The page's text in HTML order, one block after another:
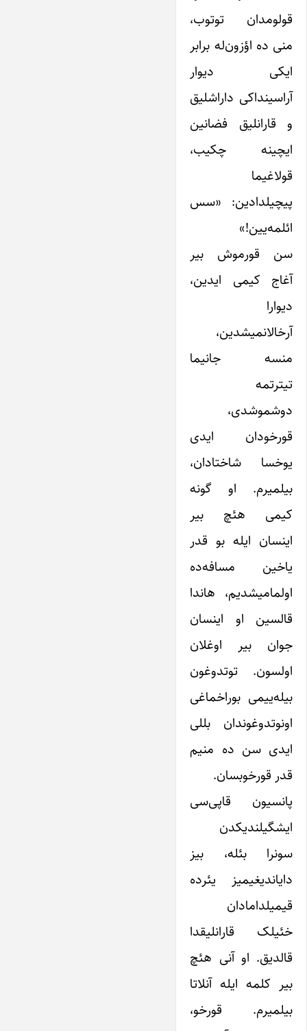
قولومدان توتوب،
منی ده اؤزون‌له برابر
ایکی دیوار
آراسینداکی داراشلیق
و قارانلیق فضانین
ایچینه چکیب،
قولاغیما
پیچیلدادین: «سس
ائلمه‌یین!»
سن قورموش بیر
آغاج کیمی ایدین،
دیوارا
آرخالانمیشدین،
منسه جانیما
تیترتمه
دوشموشدی،
قورخودان ایدی
یوخسا شاختادان،
بیلمیرم. او گونه
کیمی هئچ بیر
اینسان ایله بو قدر
یاخین مسافه‌ده
اولمامیشدیم، هاندا
قالسین او اینسان
جوان بیر اوغلان
اولسون. توتدوغون
بیله‌ییمی بوراخماغی
اونوتدوغوندان بللی
ایدی سن ده منیم
قدر قورخوبسان.
پانسیون قاپی‌سی
ایشگیلندیکدن
سونرا بئله، بیز
دایاندیغیمیز یئرده
قیمیلدامادان
خئیلک قارانلیقدا
قالدیق. او آنی هئچ
بیر کلمه ایله آنلاتا
بیلمیرم. قورخو،